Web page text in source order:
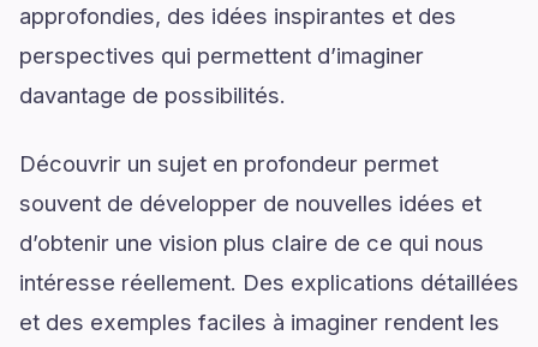
approfondies, des idées inspirantes et des
perspectives qui permettent d’imaginer
davantage de possibilités.
Découvrir un sujet en profondeur permet
souvent de développer de nouvelles idées et
d’obtenir une vision plus claire de ce qui nous
intéresse réellement. Des explications détaillées
et des exemples faciles à imaginer rendent les